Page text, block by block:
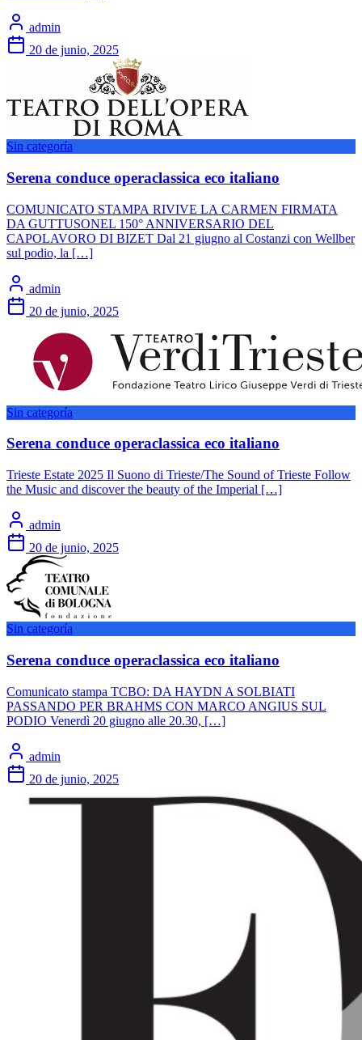
admin
20 de junio, 2025
Sin categoría
Serena conduce operaclassica eco italiano
COMUNICATO STAMPA RIVIVE LA CARMEN FIRMATA
DA GUTTUSONEL 150° ANNIVERSARIO DEL
CAPOLAVORO DI BIZET Dal 21 giugno al Costanzi con Wellber
sul podio, la […]
admin
20 de junio, 2025
Sin categoría
Serena conduce operaclassica eco italiano
Trieste Estate 2025 Il Suono di Trieste/The Sound of Trieste Follow
the Music and discover the beauty of the Imperial […]
admin
20 de junio, 2025
Sin categoría
Serena conduce operaclassica eco italiano
Comunicato stampa TCBO: DA HAYDN A SOLBIATI
PASSANDO PER BRAHMS CON MARCO ANGIUS SUL
PODIO Venerdì 20 giugno alle 20.30, […]
admin
20 de junio, 2025